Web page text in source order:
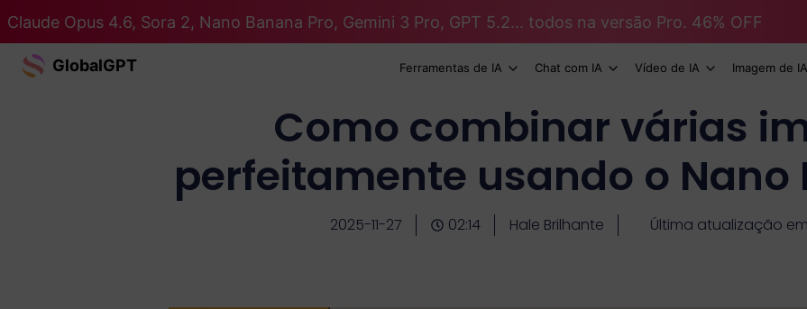
Claude Opus 4.6, Sora 2, Nano Banana Pro, Gemini 3 Pro, GPT 5.2... todos na versão Pro. 46% OFF
GlobalGPT Ferramentas de IA Chat com IA Vídeo de IA Imagem de IA
Como combinar várias
perfeitamente usando o Nano
2025-11-27 02:14 Hale Brilhante Última atualização em